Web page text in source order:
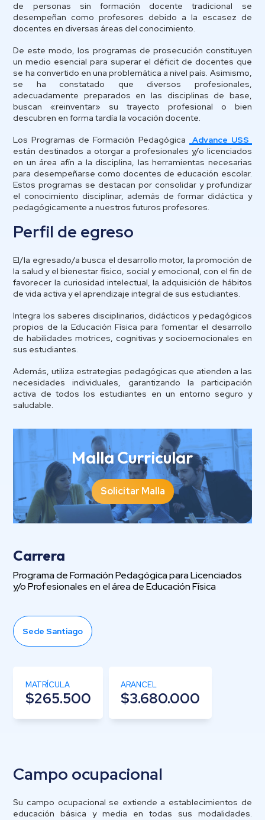
de personas sin formación docente tradicional se
desempeñan como profesores debido a la escasez de
docentes en diversas áreas del conocimiento.
De este modo, los programas de prosecución constituyen
un medio esencial para superar el déficit de docentes que
se ha convertido en una problemática a nivel país. Asimismo,
se ha constatado que diversos profesionales,
adecuadamente preparados en las disciplinas de base,
buscan «reinventar» su trayecto profesional o bien
descubren en forma tardía la vocación docente.
Los Programas de Formación Pedagógica
Advance USS
están destinados a otorgar a profesionales y/o licenciados
en un área afín a la disciplina, las herramientas necesarias
para desempeñarse como docentes de educación escolar.
Estos programas se destacan por consolidar y profundizar
el conocimiento disciplinar, además de formar didáctica y
pedagógicamente a nuestros futuros profesores.
Perfil de egreso
El/la egresado/a busca el desarrollo motor, la promoción de
la salud y el bienestar físico, social y emocional, con el fin de
favorecer la curiosidad intelectual, la adquisición de hábitos
de vida activa y el aprendizaje integral de sus estudiantes.
Integra los saberes disciplinarios, didácticos y pedagógicos
propios de la Educación Física para fomentar el desarrollo
de habilidades motrices, cognitivas y socioemocionales en
sus estudiantes.
Además, utiliza estrategias pedagógicas que atienden a las
necesidades individuales, garantizando la participación
activa de todos los estudiantes en un entorno seguro y
saludable.
Malla Curricular
Solicitar Malla
Carrera
Programa de Formación Pedagógica para Licenciados
y/o Profesionales en el área de Educación Física
Sede Santiago
MATRÍCULA
$265.500
ARANCEL
$3.680.000
Campo ocupacional
Su campo ocupacional se extiende a establecimientos de
educación básica y media en todas sus modalidades.